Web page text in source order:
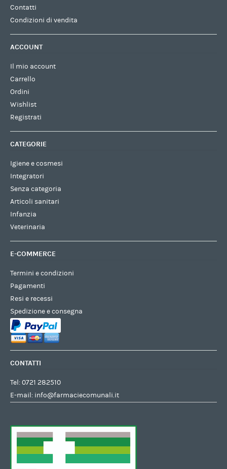
Contatti
Condizioni di vendita
ACCOUNT
Il mio account
Carrello
Ordini
Wishlist
Registrati
CATEGORIE
Igiene e cosmesi
Integratori
Senza categoria
Articoli sanitari
Infanzia
Veterinaria
E-COMMERCE
Termini e condizioni
Pagamenti
Resi e recessi
Spedizione e consegna
CONTATTI
Tel:0721 282510
E-mail: info@farmaciecomunali.it